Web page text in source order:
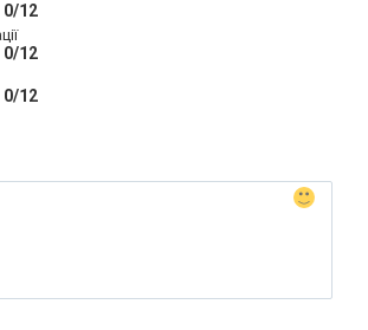
0/12
0/12
0/12